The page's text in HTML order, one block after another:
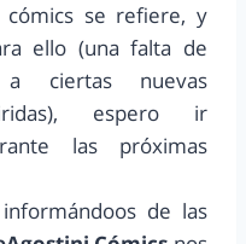
se refiere, y
ello (una falta de
ciertas nuevas
espero ir
las próximas
de las